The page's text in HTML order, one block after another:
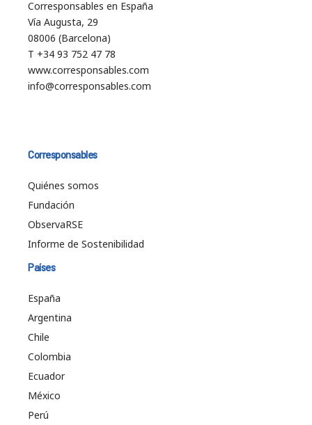
Corresponsables en España
Vía Augusta, 29
08006 (Barcelona)
T +34 93 752 47 78
www.corresponsables.com
info@corresponsables.com
Corresponsables
Quiénes somos
Fundación
ObservaRSE
Informe de Sostenibilidad
Países
España
Argentina
Chile
Colombia
Ecuador
México
Perú